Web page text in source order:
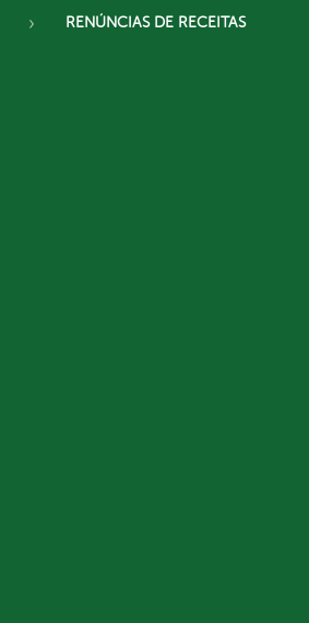
RENÚNCIAS DE RECEITAS